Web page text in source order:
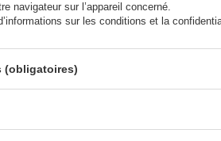
AMG F1
à partir de 30
VOITURE
MERCEDES AMG
RUSSELL 1:43
navigateur sur l’appareil concerné.
sur les conditions et la
(obligatoires)